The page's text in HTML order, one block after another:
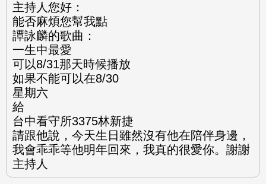
主持人您好：
能否麻煩您幫我點
譚詠麟的歌曲：
一生中最愛
可以8/31那天時候播放
如果不能可以在8/30
星期六
給
台中看守所3375林新捷
請跟他說，今天生日雖然沒有他在陪伴身邊，
我會乖乖等他明年回來，我真的很愛你。謝謝
主持人